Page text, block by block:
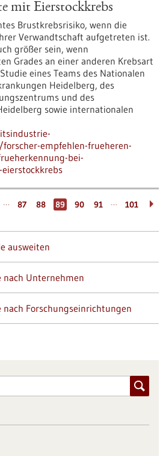
mit Eierstockkrebs
Brustkrebsrisiko, wenn die
Verwandtschaft aufgetreten ist.
größer sein, wenn
Grades an einer anderen Krebsart
eines Teams des Nationalen
Heidelberg, des
und des
sowie internationalen
empfehlen-frueheren-
bei-
… 87 88 89 90 91 … 101
ausweiten
nach Unternehmen
nach Forschungseinrichtungen